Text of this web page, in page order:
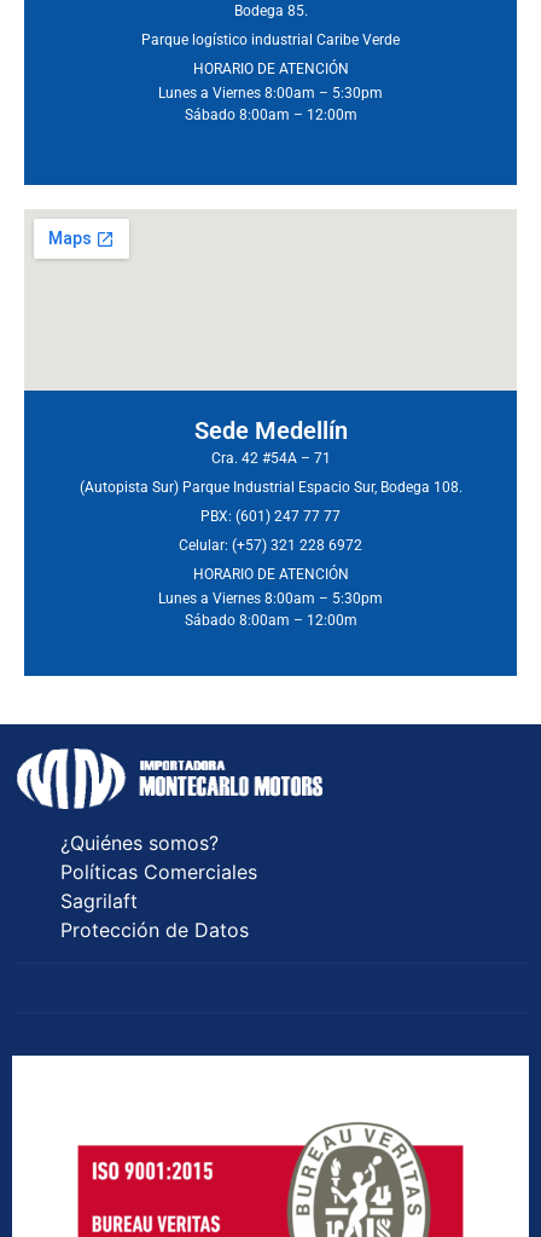
Bodega 85.
Parque logístico industrial Caribe Verde
HORARIO DE ATENCIÓN
Lunes a Viernes 8:00am – 5:30pm
Sábado 8:00am – 12:00m
Sede Medellín
Cra. 42 #54A – 71
(Autopista Sur) Parque Industrial Espacio Sur, Bodega 108.
PBX: (601) 247 77 77
Celular: (+57) 321 228 6972
HORARIO DE ATENCIÓN
Lunes a Viernes 8:00am – 5:30pm
Sábado 8:00am – 12:00m
¿Quiénes somos?
Políticas Comerciales
Sagrilaft
Protección de Datos